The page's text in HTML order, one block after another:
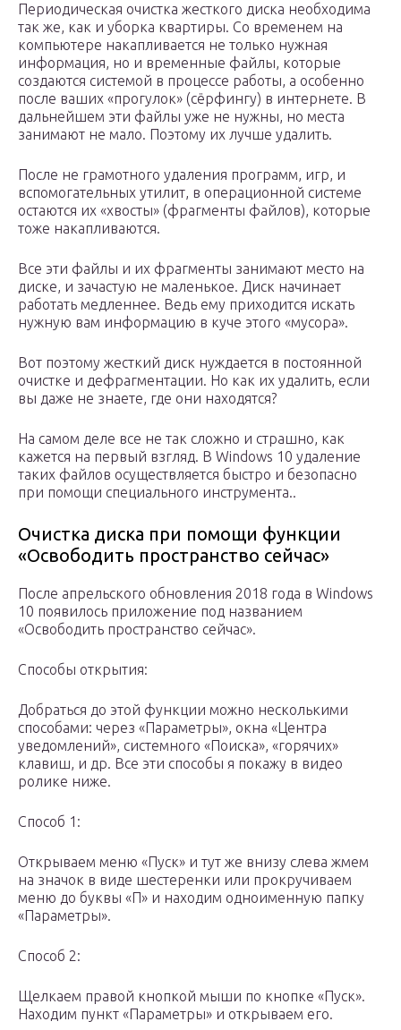
Периодическая очистка жесткого диска необходима
так же, как и уборка квартиры. Со временем на
компьютере накапливается не только нужная
информация, но и временные файлы, которые
создаются системой в процессе работы, а особенно
после ваших «прогулок» (сёрфингу) в интернете. В
дальнейшем эти файлы уже не нужны, но места
занимают не мало. Поэтому их лучше удалить.
После не грамотного удаления программ, игр, и
вспомогательных утилит, в операционной системе
остаются их «хвосты» (фрагменты файлов), которые
тоже накапливаются.
Все эти файлы и их фрагменты занимают место на
диске, и зачастую не маленькое. Диск начинает
работать медленнее. Ведь ему приходится искать
нужную вам информацию в куче этого «мусора».
Вот поэтому жесткий диск нуждается в постоянной
очистке и дефрагментации. Но как их удалить, если
вы даже не знаете, где они находятся?
На самом деле все не так сложно и страшно, как
кажется на первый взгляд. В Windows 10 удаление
таких файлов осуществляется быстро и безопасно
при помощи специального инструмента..
Очистка диска при помощи функции
«Освободить пространство сейчас»
После апрельского обновления 2018 года в Windows
10 появилось приложение под названием
«Освободить пространство сейчас».
Способы открытия:
Добраться до этой функции можно несколькими
способами: через «Параметры», окна «Центра
уведомлений», системного «Поиска», «горячих»
клавиш, и др. Все эти способы я покажу в видео
ролике ниже.
Способ 1:
Открываем меню «Пуск» и тут же внизу слева жмем
на значок в виде шестеренки или прокручиваем
меню до буквы «П» и находим одноименную папку
«Параметры».
Способ 2:
Щелкаем правой кнопкой мыши по кнопке «Пуск».
Находим пункт «Параметры» и открываем его.